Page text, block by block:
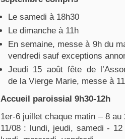
Le samedi à 18h30
Le dimanche à 11h
En semaine, messe à 9h du
vendredi sauf exceptions
Jeudi 15 août fête de
de la Vierge Marie, messe à
Accueil paroissial 9h30-12h
1er-6 juillet chaque matin – 8
11/08 : lundi, jeudi, samedi -